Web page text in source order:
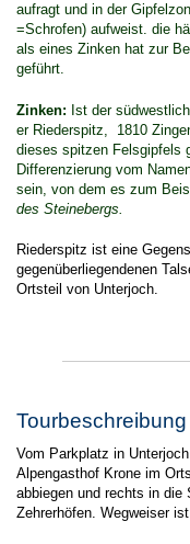
aufragt und in der
=Schrofen) aufweist. die
als eines Zinken hat zur
geführt.
Zinken: Ist der
er Riederspitz, 1810
dieses spitzen Felsgipfels
Differenzierung vom
sein, von dem es zum
des Steinebergs.
Riederspitz ist eine
gegenüberliegendenen
Ortsteil von Unterjoch.
Vom Parkplatz in
Alpengasthof Krone im
abbiegen und rechts in die
Zehrerhöfen. Wegweiser